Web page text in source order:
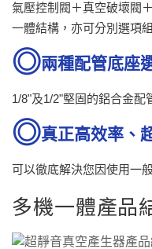
氣壓控制閥＋真空破壞閥
一體結構，亦可分別選項
兩種配管底座
1/8"及1/2"堅固的鋁合金配
真正高效率、
可以徹底解決您因使用一
多機一體產品